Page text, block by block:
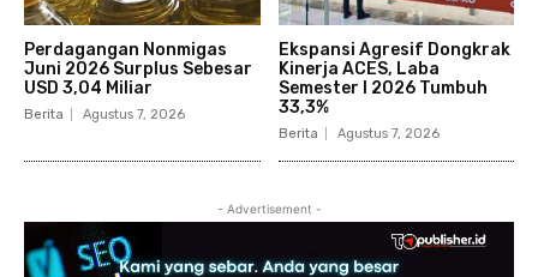
Perdagangan Nonmigas
Juni 2026 Surplus Sebesar
USD 3,04 Miliar
Berita Agustus 7, 2026
Ekspansi Agresif Dongkrak
Kinerja ACES, Laba
Semester I 2026 Tumbuh
33,3%
Berita Agustus 7, 2026
- Advertisement -